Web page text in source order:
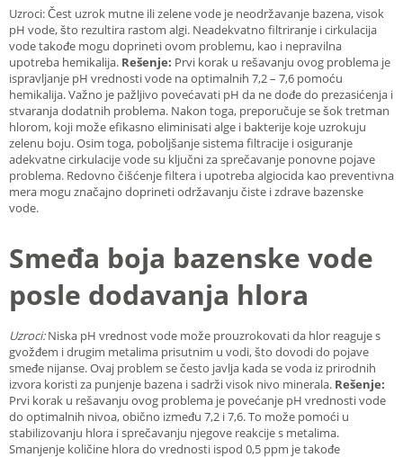
Uzroci: Čest uzrok mutne ili zelene vode je neodržavanje bazena, visok
pH vode, što rezultira rastom algi. Neadekvatno filtriranje i cirkulacija
vode takođe mogu doprineti ovom problemu, kao i nepravilna
upotreba hemikalija. Rešenje: Prvi korak u rešavanju ovog problema je
ispravljanje pH vrednosti vode na optimalnih 7,2 – 7,6 pomoću
hemikalija. Važno je pažljivo povećavati pH da ne dođe do prezasićenja i
stvaranja dodatnih problema. Nakon toga, preporučuje se šok tretman
hlorom, koji može efikasno eliminisati alge i bakterije koje uzrokuju
zelenu boju. Osim toga, poboljšanje sistema filtracije i osiguranje
adekvatne cirkulacije vode su ključni za sprečavanje ponovne pojave
problema. Redovno čišćenje filtera i upotreba algiocida kao preventivna
mera mogu značajno doprineti održavanju čiste i zdrave bazenske
vode.
Smeđa boja bazenske vode
posle dodavanja hlora
Uzroci:Niska pH vrednost vode može prouzrokovati da hlor reaguje s
gvožđem i drugim metalima prisutnim u vodi, što dovodi do pojave
smeđe nijanse. Ovaj problem se često javlja kada se voda iz prirodnih
izvora koristi za punjenje bazena i sadrži visok nivo minerala. Rešenje:
Prvi korak u rešavanju ovog problema je povećanje pH vrednosti vode
do optimalnih nivoa, obično između 7,2 i 7,6. To može pomoći u
stabilizovanju hlora i sprečavanju njegove reakcije s metalima.
Smanjenje količine hlora do vrednosti ispod 0,5 ppm je takođe